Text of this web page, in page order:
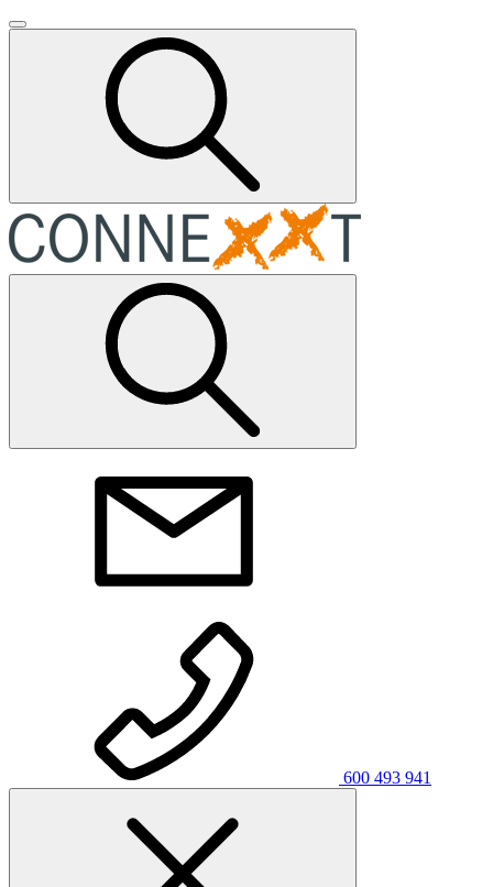
600 493 941